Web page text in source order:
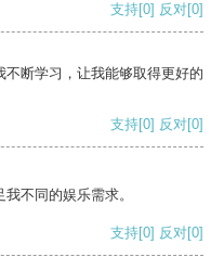
支持[0] 反对[0]
断学习，让我能够取得更好的
支持[0] 反对[0]
不同的娱乐需求。
支持[0] 反对[0]